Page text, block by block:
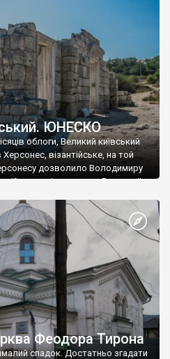
викрадені з фондів об’єкту
«Херсонеса Таврійського».
Візантії», але експерти та
це лише […]
ЮНЕСКО
облоги, Великий київський
візантійське, на той
дозволило Володимиру
імператору Василю ІІ,
став Василем-
Хрещення Русі. На честь
місто […]
Феодора Тирона
спадок. Достатньо згадати